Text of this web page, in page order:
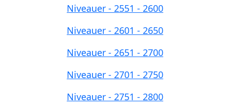
Niveauer - 2551 - 2600
Niveauer - 2601 - 2650
Niveauer - 2651 - 2700
Niveauer - 2701 - 2750
Niveauer - 2751 - 2800